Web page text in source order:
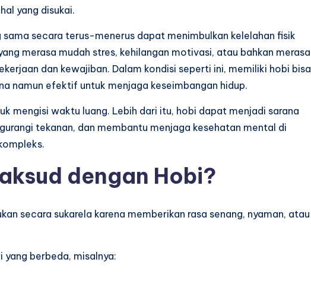
yang disukai.
secara terus-menerus dapat menimbulkan kelelahan fisik
merasa mudah stres, kehilangan motivasi, atau bahkan merasa
dan kewajiban. Dalam kondisi seperti ini, memiliki hobi bisa
namun efektif untuk menjaga keseimbangan hidup.
mengisi waktu luang. Lebih dari itu, hobi dapat menjadi sarana
tekanan, dan membantu menjaga kesehatan mental di
dengan Hobi?
secara sukarela karena memberikan rasa senang, nyaman, atau
berbeda, misalnya: